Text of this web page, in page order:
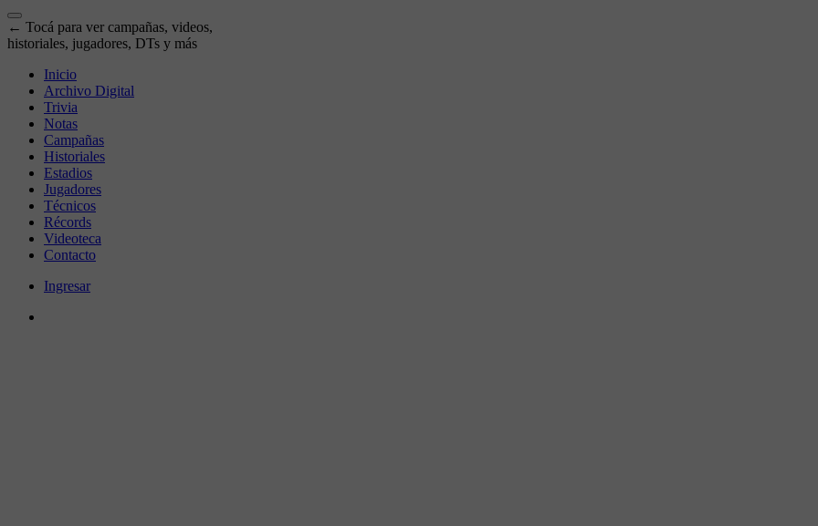
← Tocá para ver campañas, videos,
historiales, jugadores, DTs y más
Inicio
Archivo Digital
Trivia
Notas
Campañas
Historiales
Estadios
Jugadores
Técnicos
Récords
Videoteca
Contacto
Ingresar